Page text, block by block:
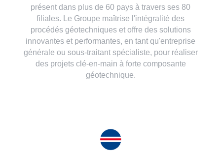
présent dans plus de 60 pays à travers ses 80
filiales. Le Groupe maîtrise l'intégralité des
procédés géotechniques et offre des solutions
innovantes et performantes, en tant qu'entreprise
générale ou sous-traitant spécialiste, pour réaliser
des projets clé-en-main à forte composante
géotechnique.